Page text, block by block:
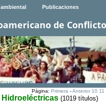
Publicaciones
de
Página: Primera-Anterior 10 11
Hidroeléctricas (1019 títulos)